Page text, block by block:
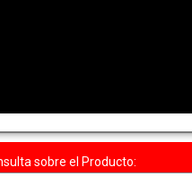
sobre el Producto: